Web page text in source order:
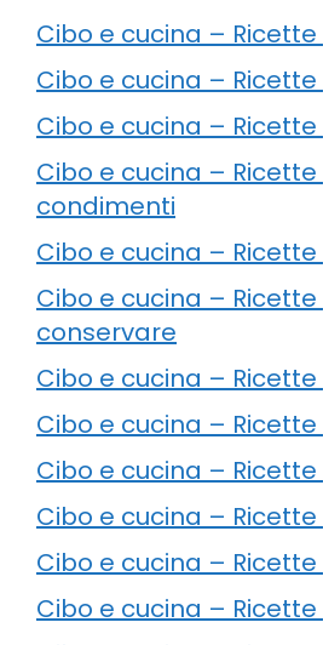
Cibo e cucina –
Cibo e cucina –
Cibo e cucina –
Cibo e cucina –
condimenti
Cibo e cucina –
Cibo e cucina –
conservare
Cibo e cucina –
Cibo e cucina –
Cibo e cucina –
Cibo e cucina –
Cibo e cucina –
Cibo e cucina –